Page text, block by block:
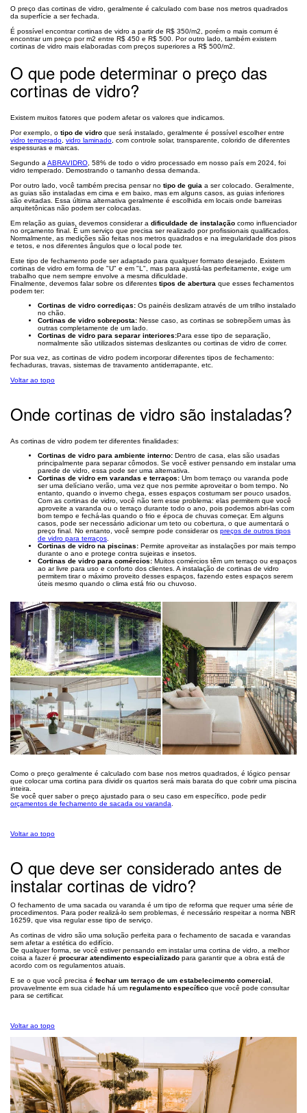
O preço das cortinas de vidro, geralmente é calculado com base nos metros quadrados
da superfície a ser fechada.
É possível encontrar cortinas de vidro a partir de R$ 350/m2, porém o mais comum é
encontrar um preço por m2 entre R$ 450 e R$ 500. Por outro lado, também existem
cortinas de vidro mais elaboradas com preços superiores a R$ 500/m2.
O que pode determinar o preço das
cortinas de vidro?
Existem muitos fatores que podem afetar os valores que indicamos.
Por exemplo, o tipo de vidro que será instalado, geralmente é possível escolher entre
vidro temperado vidro laminado , com controle solar, transparente, colorido de diferentes
espessuras e marcas.
Segundo a ABRAVIDRO , 58% de todo o vidro processado em nosso país em 2024, foi
vidro temperado. Demostrando o tamanho dessa demanda.
Por outro lado, você também precisa pensar no tipo de guia a ser colocado. Geralmente,
as guias são instaladas em cima e em baixo, mas em alguns casos, as guias inferiores
são evitadas. Essa última alternativa geralmente é escolhida em locais onde barreiras
arquitetônicas não podem ser colocadas.
Em relação as guias, devemos considerar a dificuldade de instalação como influenciador
no orçamento final. É um serviço que precisa ser realizado por profissionais qualificados.
Normalmente, as medições são feitas nos metros quadrados e na irregularidade dos pisos
e tetos, e nos diferentes ângulos que o local pode ter.
Este tipo de fechamento pode ser adaptado para qualquer formato desejado. Existem
cortinas de vidro em forma de "U" e em "L", mas para ajustá-las perfeitamente, exige um
trabalho que nem sempre envolve a mesma dificuldade.
Finalmente, devemos falar sobre os diferentes tipos de abertura que esses fechamentos
podem ter:
Cortinas de vidro corrediças: Os painéis deslizam através de um trilho instalado
no chão.
Cortinas de vidro sobreposta: Nesse caso, as cortinas se sobrepõem umas às
outras completamente de um lado.
Cortinas de vidro para separar interiores:Para esse tipo de separação,
normalmente são utilizados sistemas deslizantes ou cortinas de vidro de correr.
Por sua vez, as cortinas de vidro podem incorporar diferentes tipos de fechamento:
fechaduras, travas, sistemas de travamento antiderrapante, etc.
Voltar ao topo
Onde cortinas de vidro são instaladas?
As cortinas de vidro podem ter diferentes finalidades:
Cortinas de vidro para ambiente interno: Dentro de casa, elas são usadas ​​
principalmente para separar cômodos. Se você estiver pensando em instalar uma
parede de vidro, essa pode ser uma alternativa.
Cortinas de vidro em varandas e terraços: Um bom terraço ou varanda pode
ser uma delíciano verão, uma vez que nos permite aproveitar o bom tempo. No
entanto, quando o inverno chega, esses espaços costumam ser pouco usados.
Com as cortinas de vidro, você não tem esse problema: elas permitem que você
aproveite a varanda ou o terraço durante todo o ano, pois podemos abri-las com
bom tempo e fechá-las quando o frio e época de chuvas começar. Em alguns
casos, pode ser necessário adicionar um teto ou cobertura, o que aumentará o
preço final. No entanto, você sempre pode considerar os preços de outros tipos
de vidro para terraços
Cortinas de vidro na piscinas: Permite aproveitar as instalações por mais tempo
durante o ano e protege contra sujeiras e insetos.
Cortinas de vidro para comércios: Muitos comércios têm um terraço ou espaços
ao ar livre para uso e conforto dos clientes. A instalação de cortinas de vidro
permitem tirar o máximo proveito desses espaços, fazendo estes espaços serem
úteis mesmo quando o clima está frio ou chuvoso.
Como o preço geralmente é calculado com base nos metros quadrados, é lógico pensar
que colocar uma cortina para dividir os quartos será mais barata do que cobrir uma piscina
inteira.
Se você quer saber o preço ajustado para o seu caso em específico, pode pedir
orçamentos de fechamento de sacada ou varanda
Voltar ao topo
O que deve ser considerado antes de
instalar cortinas de vidro?
O fechamento de uma sacada ou varanda é um tipo de reforma que requer uma série de
procedimentos. Para poder realizá-lo sem problemas, é necessário respeitar a norma NBR
16259, que visa regular esse tipo de serviço.
As cortinas de vidro são uma solução perfeita para o fechamento de sacada e varandas
sem afetar a estética do edifício.
De qualquer forma, se você estiver pensando em instalar uma cortina de vidro, a melhor
coisa a fazer é procurar atendimento especializado para garantir que a obra está de
acordo com os regulamentos atuais.
E se o que você precisa é fechar um terraço de um estabelecimento comercial
provavelmente em sua cidade há um regulamento específico que você pode consultar
para se certificar.
Voltar ao topo